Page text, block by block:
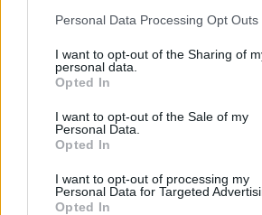
Personal Data Processing Opt Outs
I want to opt-out of the Sharing of
personal data.
Opted In
I want to opt-out of the Sale of my
Personal Data.
Opted In
I want to opt-out of processing my
Personal Data for Targeted
Opted In
Potok Bylanka v Pardubicích vyschl.
chce, aby Povodí Labe vyčistilo koryto
5.8.2026 10:26 | PARDUBICE (ČTK)
Diskuse: 1
průtoků
vyschl.